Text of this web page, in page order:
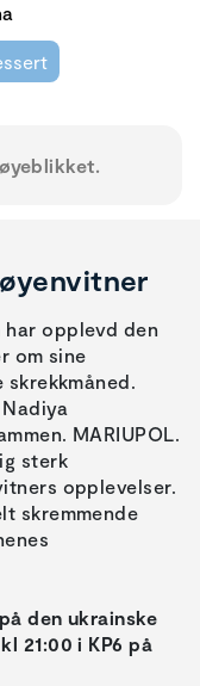
har opplevd den
om sine
MARIUPOL.
sterk
opplevelser.
skremmende
den ukrainske
21:00 i KP6 på